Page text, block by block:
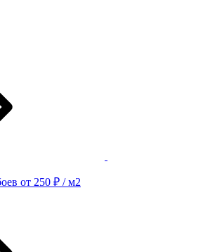
от 250 ₽ / м2